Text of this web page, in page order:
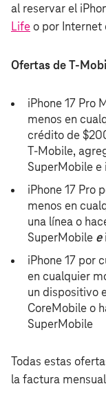
al reservar el
Life o por Internet
Ofertas de
iPhone 17 Pro
menos en
crédito de
T‑Mobile,
SuperMobile
iPhone 17 Pro
menos en
una línea o
SuperMobile e
iPhone 17 por
en cualquier
un dispositivo
CoreMobile o
SuperMobile
Todas estas
la factura